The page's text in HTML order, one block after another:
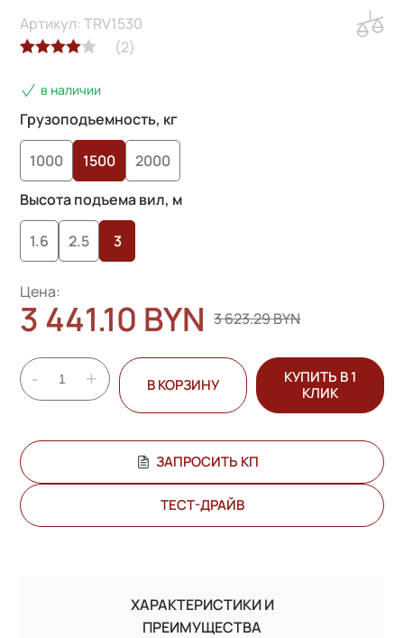
4.00из 5
на основе
пользователей
(2)
Артикул: TRV1530
в наличии
Грузоподъемность, кг
1000 1500
2000
Высота подъема вил, м
1.6 2.5 3
Цена:
3 441.10 BYN 3 623.29 BYN
- + В КОРЗИНУ
КУПИТЬ В 1
КЛИК
ЗАПРОСИТЬ КП
ТЕСТ-ДРАЙВ
ХАРАКТЕРИСТИКИ И
ПРЕИМУЩЕСТВА